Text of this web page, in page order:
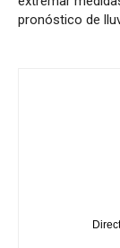
pronóstico de